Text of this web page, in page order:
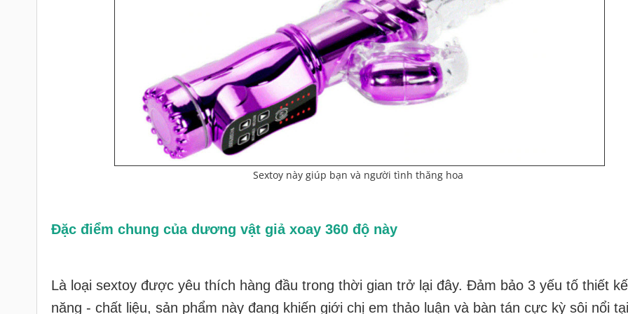
Sextoy này giúp bạn và người tình thăng hoa
Đặc điểm chung của dương vật giả xoay 360 độ này
Là loại sextoy được yêu thích hàng đầu trong thời gian trở lại đây. Đảm bảo 3 yếu tố thiết
năng - chất liệu, sản phẩm này đang khiến giới chị em thảo luận và bàn tán cực kỳ sôi nổi